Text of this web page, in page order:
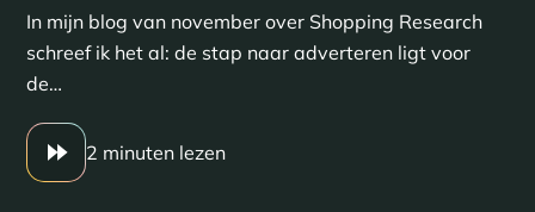
In mijn blog van november over Shopping Research
schreef ik het al: de stap naar adverteren ligt voor
de…
2 minuten lezen